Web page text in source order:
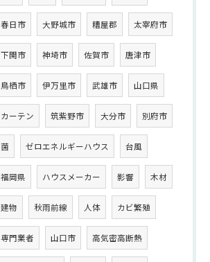
春日市 大野城市 糟屋郡 太宰府市
下関市 神埼市 佐賀市 唐津市
鳥栖市 伊万里市 武雄市 山口県
カーテン 筑紫野市 大分市 別府市
菌 ゼロエネルギーハウス 台風
福岡県 ハウスメーカー 影響 木材
建物 秋雨前線 人体 カビ繁殖
専門業者 山口市 高気密高断熱